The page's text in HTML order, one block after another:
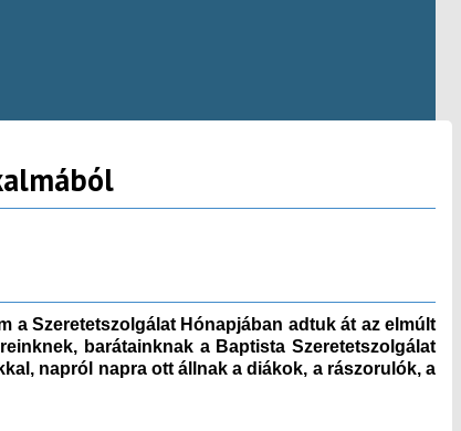
a Szeretetszolgálat Hónapjában adtuk át az elmúlt
barátainknak a Baptista Szeretetszolgálat
napról napra ott állnak a diákok, a rászorulók, a